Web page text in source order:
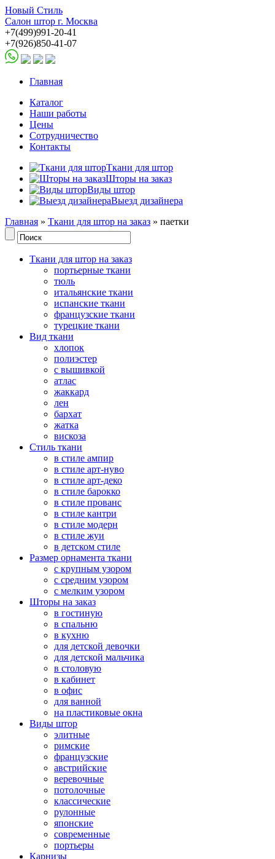
Новый Стиль
Салон штор г. Москва
+7(499)991-20-41
+7(926)850-41-07
Главная
Каталог
Наши работы
Цены
Сотрудничество
Контакты
Ткани для штор
Шторы на заказ
Виды штор
Выезд дизайнера
Главная » Ткани для штор на заказ » паетки
Ткани для штор на заказ
портьерные ткани
тюль
итальянские ткани
испанские ткани
французские ткани
турецкие ткани
Вид ткани
хлопок
полиэстер
с вышивкой
атлас
жаккард
лен
бархат
жатка
вискоза
Стиль ткани
в стиле ампир
в стиле арт-нуво
в стиле арт-деко
в стиле барокко
в стиле прованс
в стиле кантри
в стиле модерн
в стиле жуи
в детском стиле
Размер орнамента ткани
с крупным узором
с средним узором
с мелким узором
Шторы на заказ
в гостиную
в спальню
в кухню
для детской девочки
для детской мальчика
в столовую
в кабинет
в офис
для ванной
на пластиковые окна
Виды штор
элитные
римские
французские
австрийские
веревочные
потолочные
классические
рулонные
японские
современные
портьеры
Карнизы